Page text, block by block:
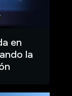
en
la